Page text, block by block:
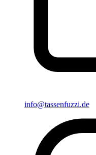
info@tassenfuzzi.de